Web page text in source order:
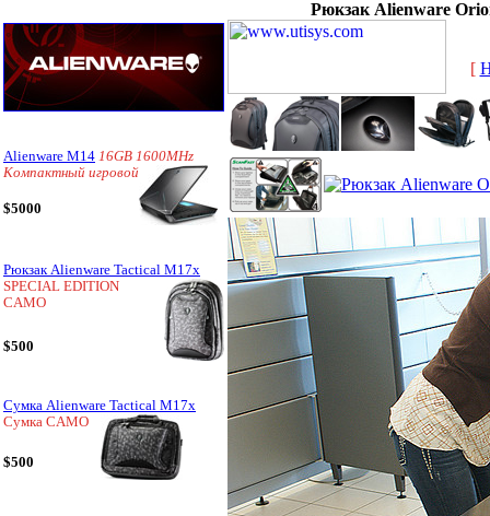
Рюкзак Alienware
Alienware M14 16GB 1600MHz
Компактный игровой
$5000
Рюкзак Alienware Tactical M17x
SPECIAL EDITION
CAMO
$500
Сумка Alienware Tactical M17x
Сумка CAMO
$500
[